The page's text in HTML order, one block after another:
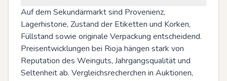
Auf dem Sekundärmarkt sind Provenienz,
Lagerhistorie, Zustand der Etiketten und Korken,
Füllstand sowie originale Verpackung entscheidend.
Preisentwicklungen bei Rioja hängen stark von
Reputation des Weinguts, Jahrgangsqualität und
Seltenheit ab. Vergleichsrecherchen in Auktionen,